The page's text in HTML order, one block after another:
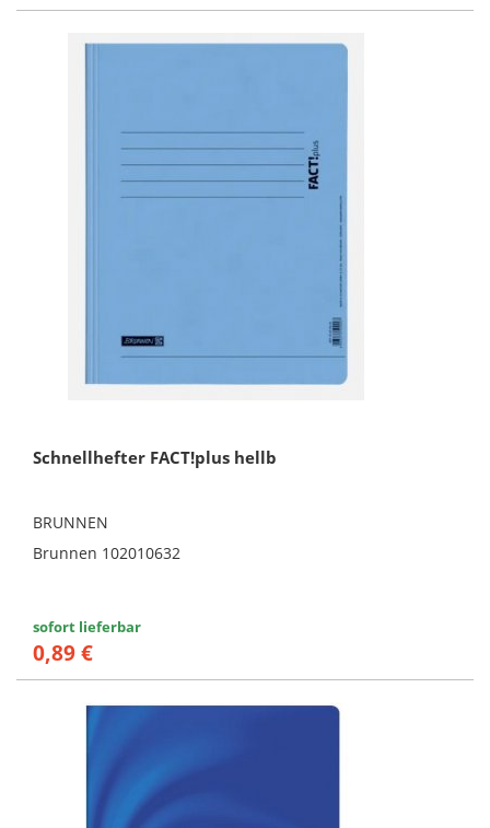
Schnellhefter FACT!plus hellb
BRUNNEN
Brunnen 102010632
sofort lieferbar
0,89 €